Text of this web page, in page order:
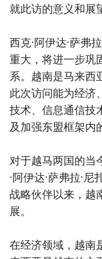
就此访的意义和展
西克·阿伊达·萨弗
重大，将进一步巩
系。越南是马来西
此次访问能为经济
技术、信息通信技
及加强东盟框架内
对于越马两国的当
·阿伊达·萨弗拉·
战略伙伴以来，越
展。
在经济领域，越南